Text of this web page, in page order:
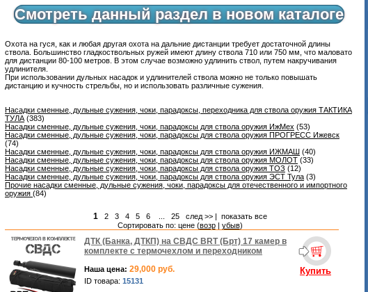
Смотреть данный раздел в новом каталоге
Охота на гуся, как и любая другая охота на дальние дистанции требует достаточной длины
ствола. Большинство гладкоствольных ружей имеют длину ствола 710 или 750 мм, что маловато
для дистанции 80-100 метров. В этом случае возможно удлинить ствол, путем накручивания
удлинителя.
При использовании дульных насадок и удлинителей ствола можно не только повышать
дистанцию и кучность стрельбы, но и использовать различные сужения.
Насадки сменные, дульные сужения, чоки, парадоксы, переходника для ствола оружия ТАКТИКА
ТУЛА (383)
Насадки сменные, дульные сужения, чоки, парадоксы для ствола оружия ИжМех (53)
Насадки сменные, дульные сужения, чоки, парадоксы для ствола оружия ПРОГРЕСС Ижевск
(74)
Насадки сменные, дульные сужения, чоки, парадоксы для ствола оружия ИЖМАШ (40)
Насадки сменные, дульные сужения, чоки, парадоксы для ствола оружия МОЛОТ (33)
Насадки сменные, дульные сужения, чоки, парадоксы для ствола оружия ТОЗ (12)
Насадки сменные, дульные сужения, чоки, парадоксы для ствола оружия ЭСТ Тула (3)
Прочие насадки сменные, дульные сужения, чоки, парадоксы для отечественного и импортного
оружия (84)
1 2 3 4 5 6... 25 след >>| показать все
Сортировать по: цене (возр| убыв)
ДТК (Банка, ДТКП) на СВДС BRT (Брт) 17 камер в
комплекте с термочехлом и переходником
Наша цена: 29,000 руб.
ID товара: 15131
Купить